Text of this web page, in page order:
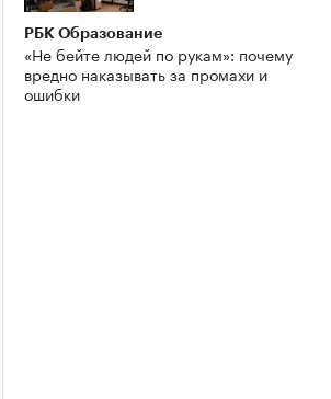
РБК Образование
«Не бейте людей по рукам»: почему
вредно наказывать за промахи и
ошибки